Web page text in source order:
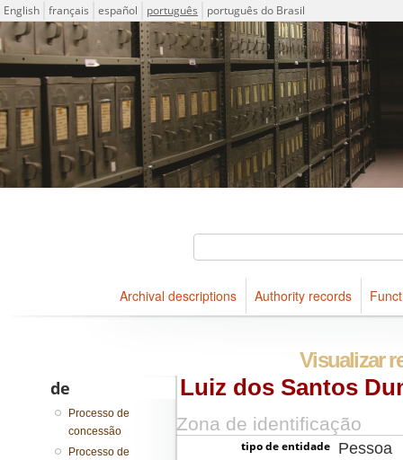
Idioma
English français español português português do Brasil
Descriptions for archival holdings maintained at Arquivo
ICA-AtoM Project
Archival descriptions Authority records
Visualizar
Luiz dos Santos
Zona de identificação
tipo de entidade Pessoa
de
Processo de
concessão
Processo de